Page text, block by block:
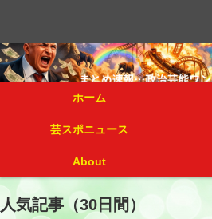
ホーム
芸スポニュース
About
人気記事（30日間）